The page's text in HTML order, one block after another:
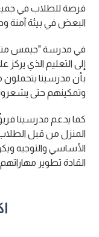
فرصة للطلاب في
البعض في بيئة آمنة
في مدرسة "جيمس
إلى التعليم الذي
بأن مدرسينا
وتمكينهم حتى
كما يدعم مدرسينا
المنزل من قبل
الأساسي والتوجيه
القادة تطوير